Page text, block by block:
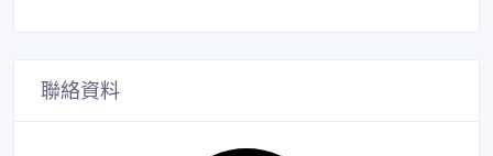
聯絡資料